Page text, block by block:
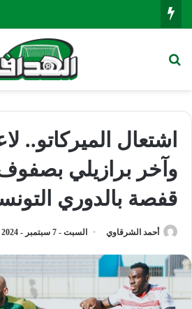
اشتعال الميركاتو..
وآخر برازيلي
قفصة بالدوري
أحمد الشرقاوي السبت - 7 سبتمبر - 2024 / 12:10 صباحًا